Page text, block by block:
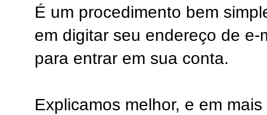
É um procedimento bem
em digitar seu endereço de
para entrar em sua conta.
Explicamos melhor, e em